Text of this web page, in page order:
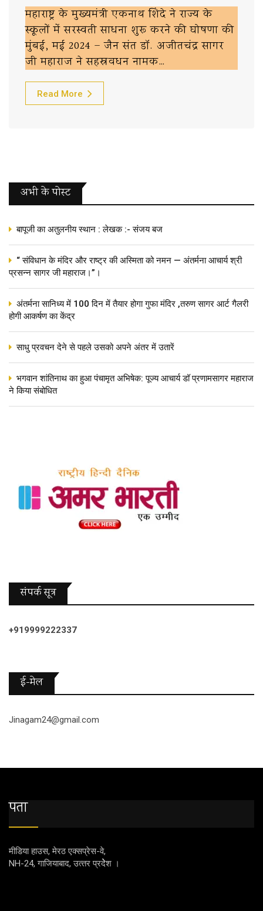
महाराष्ट्र के मुख्यमंत्री एकनाथ शिंदे ने राज्य के
स्कूलों में सरस्वती साधना शुरू करने की घोषणा की
मुंबई, मई 2024 – जैन संत डॉ. अजीतचंद्र सागर
जी महाराज ने सहस्रवधन नामक…
Read More
अभी के पोस्‍ट
बापूजी का अतुलनीय स्थान : लेखक :- संजय बज
“ संविधान के मंदिर और राष्ट्र की अस्मिता को नमन — अंतर्मना आचार्य श्री
प्रसन्न सागर जी महाराज।”।
अंतर्मना सानिध्य में 100 दिन में तैयार होगा गुफा मंदिर ,तरुण सागर आर्ट गैलरी
होगी आकर्षण का केंद्र
साधु प्रवचन देने से पहले उसको अपने अंतर में उतारें
भगवान शांतिनाथ का हुआ पंचामृत अभिषेक: पूज्य आचार्य डॉ प्रणामसागर महाराज
ने किया संबोधित
संपर्क सूत्र
+919999222337
ई-मेल
Jinagam24@gmail.com
पता
मीडिया हाउस, मेरठ एक्‍सप्रेस-वे,
NH-24, गाजियाबाद, उत्‍तर प्रदेेेेश ।